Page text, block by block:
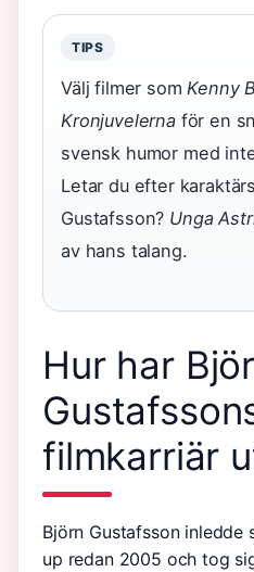
TIPS
Välj filmer somKenny
Kronjuvelernaför en
svensk humor med
Letar du efter
Gustafsson? Unga
av hans talang.
Hur har
filmkarriär
Björn Gustafsson inledde
up redan 2005 och tog